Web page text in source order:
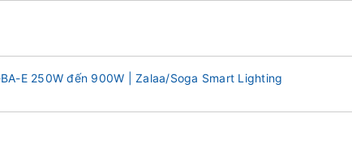
E 250W đến 900W | Zalaa/Soga Smart Lighting